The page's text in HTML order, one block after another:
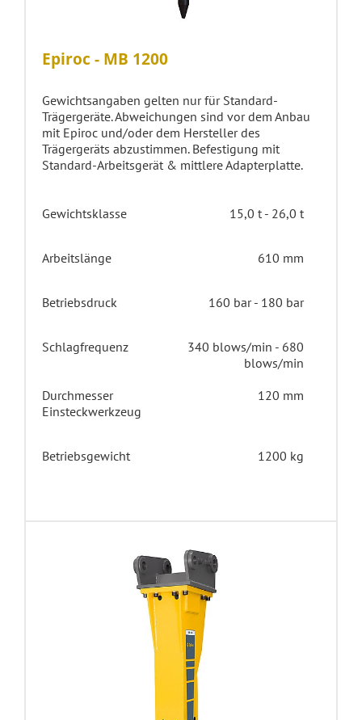
Epiroc - MB 1200
Gewichtsangaben gelten nur für Standard-
Trägergeräte. Abweichungen sind vor dem Anbau
mit Epiroc und/oder dem Hersteller des
Trägergeräts abzustimmen. Befestigung mit
Standard-Arbeitsgerät & mittlere Adapterplatte.
Gewichtsklasse 15,0 t - 26,0 t
Arbeitslänge 610 mm
Betriebsdruck 160 bar - 180 bar
Schlagfrequenz
340 blows/min - 680
blows/min
Durchmesser
Einsteckwerkzeug
120 mm
Betriebsgewicht 1200 kg